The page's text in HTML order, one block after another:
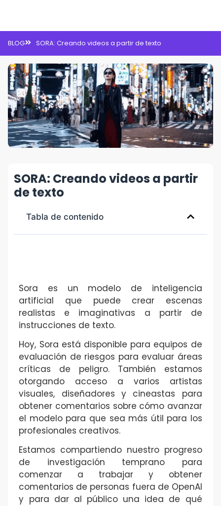
BLOG SORA: Creando videos a partir de texto
SORA: Creando videos a partir
de texto
Tabla de contenido
Sora es un modelo de inteligencia
artificial que puede crear escenas
realistas e imaginativas a partir de
instrucciones de texto.
Hoy, Sora está disponible para equipos de
evaluación de riesgos para evaluar áreas
críticas de peligro. También estamos
otorgando acceso a varios artistas
visuales, diseñadores y cineastas para
obtener comentarios sobre cómo avanzar
el modelo para que sea más útil para los
profesionales creativos.
Estamos compartiendo nuestro progreso
de investigación temprano para
comenzar a trabajar y obtener
comentarios de personas fuera de OpenAI
y para dar al público una idea de qué